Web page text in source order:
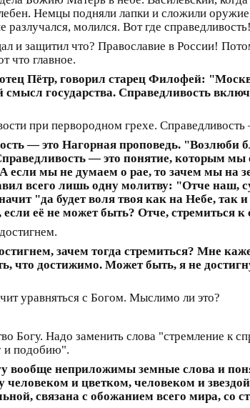
Немцы подняли лапки и сложили
молился. Вот где справедливость!
и защитил что? Православие в России!
что главное.
Пётр, говорил старец Филофей:
государства. Справедливость
при первородном грехе.
— это Нагорная проповедь. "Возлюби
— это понятие, которым
мы не думаем о рае, то зачем мы на
всего лишь одну молитву: "Отче наш,
"да будет воля твоя как на Небе,
её не может быть? Отче, стремиться
зачем тогда стремиться? Мне
что достижимо. Может быть, я не
уравняться с Богом. Мыслимо ли это?
Богу. Надо заменить слова "стремление к
и подобию".
неприложимы земные слова и
человеком и цветком, человеком и
связана с обожанием всего мира, со